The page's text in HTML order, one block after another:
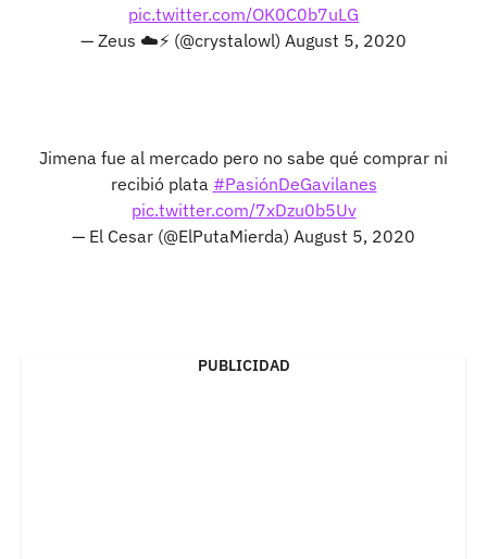
pic.twitter.com/OK0C0b7uLG
— Zeus ☁️⚡ (@crystalowl) August 5, 2020
Jimena fue al mercado pero no sabe qué comprar ni
recibió plata #PasiónDeGavilanes
pic.twitter.com/7xDzu0b5Uv
— El Cesar (@ElPutaMierda) August 5, 2020
PUBLICIDAD